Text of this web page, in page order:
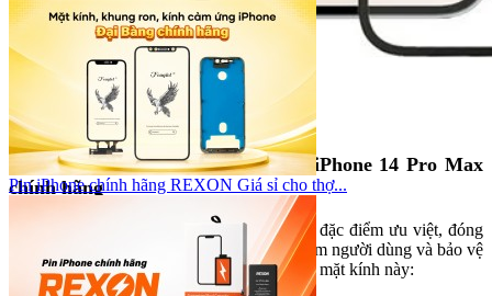
3. Đặc điểm nổi bật của mặt kính iPhone 14 Pro Max
chính hãng
Mặt kính iPhone 14 Pro Max sở hữu nhiều đặc điểm ưu việt, đóng
góp quan trọng vào việc nâng cao trải nghiệm người dùng và bảo vệ
thiết bị. Dưới đây là những điểm nổi bật của mặt kính này:
Pin iPhone chính hãng REXON Giá sỉ cho thợ...